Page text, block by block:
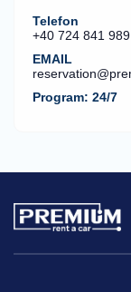
Telefon
+40 724 841 989
EMAIL
Program: 24/7